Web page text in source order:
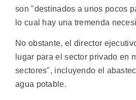
son "destinados a unos pocos
lo cual hay una tremenda
No obstante, el director
lugar para el sector privado en
sectores", incluyendo el
agua potable.